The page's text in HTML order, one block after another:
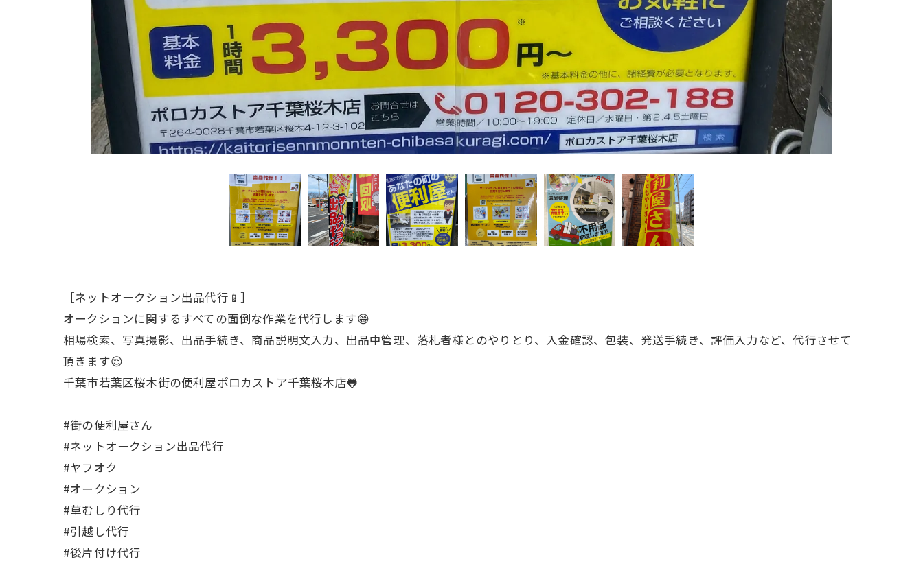
［ネットオークション出品代行📱］
オークションに関するすべての面倒な作業を代行します😁
相場検索、写真撮影、出品手続き、商品説明文入力、出品中管理、落札者様とのやりとり、入金確認、包装、発送手続き、評価入力など、代行させて
頂きます😌
千葉市若葉区桜木街の便利屋ポロカストア千葉桜木店🐸
#街の便利屋さん
#ネットオークション出品代行
#ヤフオク
#オークション
#草むしり代行
#引越し代行
#後片付け代行